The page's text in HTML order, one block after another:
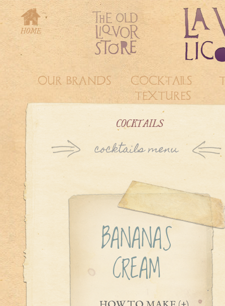
OUR BRANDS
COCKTAILS &
TEXTURES
COCKTAILS
BANANAS
CREAM